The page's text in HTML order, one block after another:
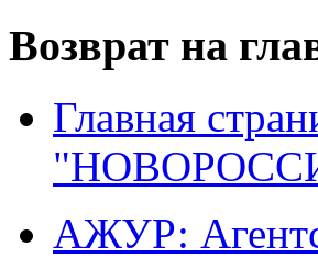
Возврат на
Главная
АЖУР: